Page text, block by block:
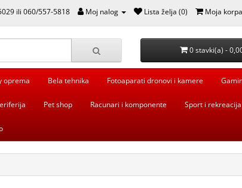
ili 060/557-5818 Moj nalog Lista želja (0) Moja korpa
0 stavki(a) -
oprema Bela tehnika Fotoaparati dronovi i kamere
Pet shop Racunari i komponente Sport i rekreacija